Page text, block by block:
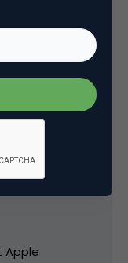
goed
Apple